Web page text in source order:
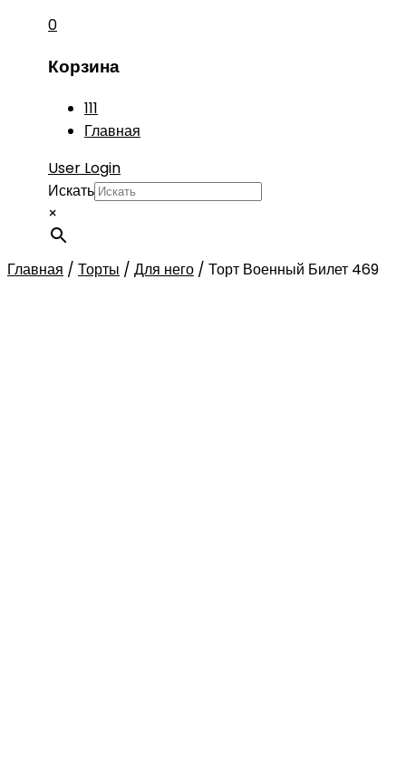
0
Корзина
111
Главная
User Login
Искать
×
Главная / Торты / Для него / Торт Военный Билет 469